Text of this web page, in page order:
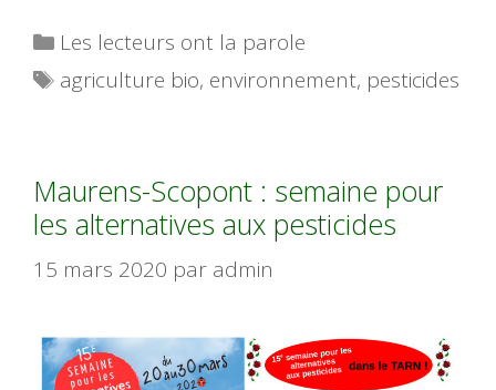
Catégories
Les lecteurs ont la parole
Étiquettes
agriculture bio, environnement, pesticides
Maurens-Scopont : semaine pour
les alternatives aux pesticides
15 mars 2020 par admin